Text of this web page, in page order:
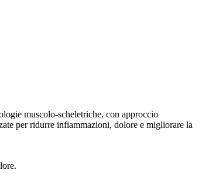
muscolo-scheletriche, con approccio
per ridurre infiammazioni, dolore e migliorare la